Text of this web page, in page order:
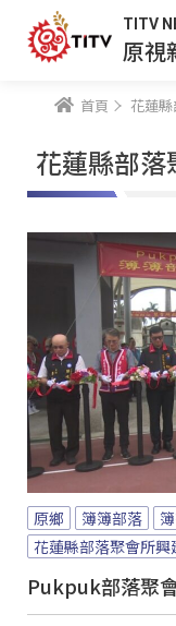
TITV
原視
首頁 花蓮
花蓮縣部
原鄉 簿簿部落
花蓮縣部落聚會所
Pukpuk部落聚